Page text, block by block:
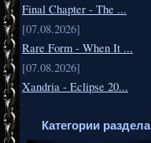
Final Chapter - The ...
[07.08.2026]
Rare Form - When It ...
[07.08.2026]
Xandria - Eclipse 20...
Категории раздела